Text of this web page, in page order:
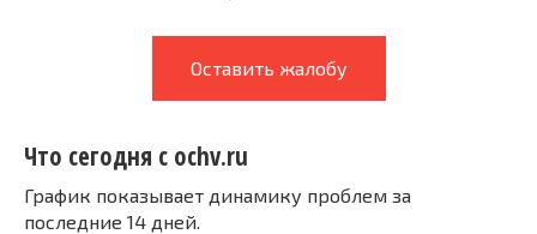
Оставить жалобу
Что сегодня с ochv.ru
График показывает динамику проблем за
последние 14 дней.